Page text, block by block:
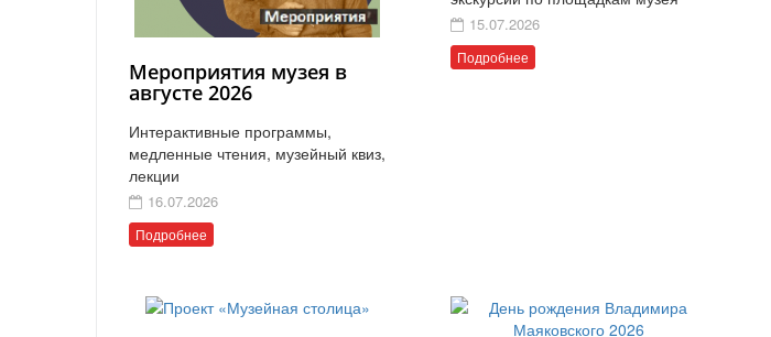
Мероприятия музея в
августе 2026
Интерактивные программы,
медленные чтения, музейный квиз,
лекции
16.07.2026
Подробнее
15.07.2026
Подробнее